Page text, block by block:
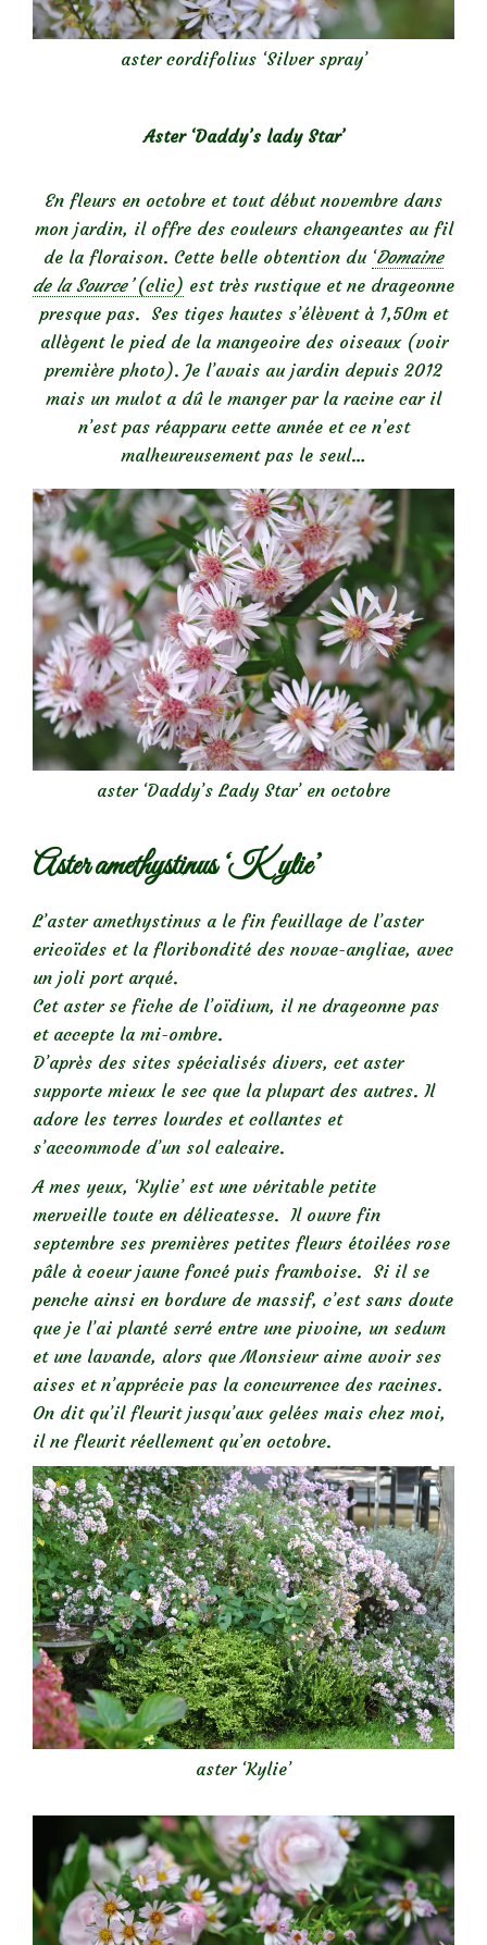
aster cordifolius ‘Silver spray’
Aster ‘Daddy’s lady Star’
En fleurs en octobre et tout début novembre dans
mon jardin, il offre des couleurs changeantes au fil
de la floraison. Cette belle obtention du ‘Domaine
de la Source’(clic) est très rustique et ne drageonne
presque pas. Ses tiges hautes s’élèvent à 1,50m et
allègent le pied de la mangeoire des oiseaux (voir
première photo). Je l’avais au jardin depuis 2012
mais un mulot a dû le manger par la racine car il
n’est pas réapparu cette année et ce n’est
malheureusement pas le seul…
aster ‘Daddy’s Lady Star’ en octobre
Aster amethystinus ‘Kylie’
L’aster amethystinus a le fin feuillage de l’aster
ericoïdes et la floribondité des novae-angliae, avec
un joli port arqué.
Cet aster se fiche de l’oïdium, il ne drageonne pas
et accepte la mi-ombre.
D’après des sites spécialisés divers, cet aster
supporte mieux le sec que la plupart des autres. Il
adore les terres lourdes et collantes et
s’accommode d’un sol calcaire.
A mes yeux, ‘Kylie’ est une véritable petite
merveille toute en délicatesse. Il ouvre fin
septembre ses premières petites fleurs étoilées rose
pâle à coeur jaune foncé puis framboise. Si il se
penche ainsi en bordure de massif, c’est sans doute
que je l’ai planté serré entre une pivoine, un sedum
et une lavande, alors que Monsieur aime avoir ses
aises et n’apprécie pas la concurrence des racines.
On dit qu’il fleurit jusqu’aux gelées mais chez moi,
il ne fleurit réellement qu’en octobre.
aster ‘Kylie’